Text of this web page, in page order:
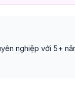
nghiệp với 5+